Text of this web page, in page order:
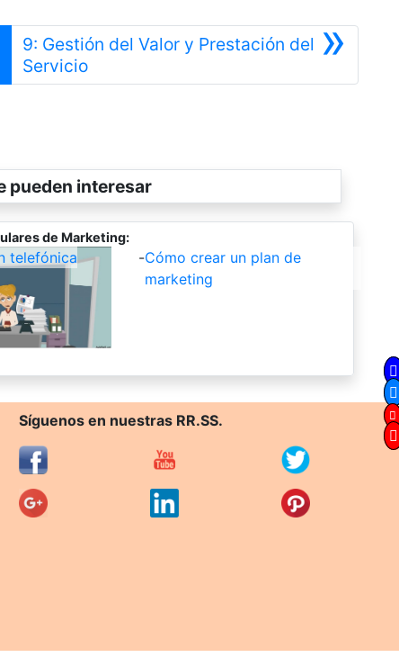
»
9: Gestión del Valor y Prestación del
ServicioSiguiente
pueden interesar
de Marketing:
telefónica -Cómo crear un plan de
marketing
Síguenos en nuestras RR.SS.